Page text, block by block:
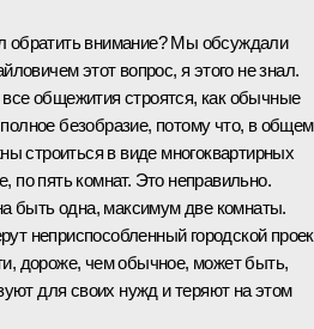
обратить внимание? Мы обсуждали
этот вопрос, я этого не знал.
общежития строятся, как обычные
безобразие, потому что, в
строиться в виде многоквартирных
по пять комнат. Это неправильно.
быть одна, максимум две комнаты.
неприспособленный городской
дороже, чем обычное, может быть,
для своих нужд и теряют на этом